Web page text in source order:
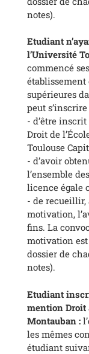
notes).
Etudiant
l’Université
commencé
établissement
supérieures
peut
- d’être
Droit de
Toulouse
- d’avoir
l’ensemble
licence égale
- de
motivation,
fins. La
motivation est
dossier de
notes).
Etudiant
mention Droit
Montauban :
les mêmes
étudiant